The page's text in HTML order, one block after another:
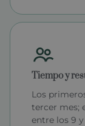
Tiempo y
Los
tercer mes;
entre los 9